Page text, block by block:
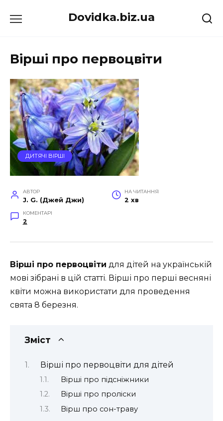
до
Dovidka.biz.ua
Вірші про первоцвіти
ДИТЯЧІ ВІРШІ
АВТОР
J. G. (Джей Джи)
НА ЧИТАННЯ
2 хв
КОМЕНТАРІ
2
Вірші про первоцвіти для дітей на українській
мові зібрані в цій статті. Вірші про перші весняні
квіти можна використати для проведення
свята 8 березня.
Зміст
Вірші про первоцвіти для дітей
Вірші про підсніжники
Вірші про проліски
Вірш про сон-траву